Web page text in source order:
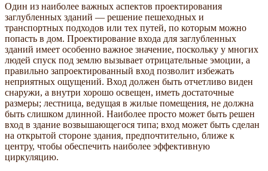
Один из наиболее важных аспектов проектирования
заглубленных зданий — решение пешеходных и
транспортных подходов или тех путей, по которым можно
попасть в дом. Проектирование входа для заглубленных
зданий имеет особенно важное значение, поскольку у многих
людей спуск под землю вызывает отрицательные эмоции, а
правильно запроектированный вход позволит избежать
неприятных ощущений. Вход должен быть отчетливо виден
снаружи, а внутри хорошо освещен, иметь достаточные
размеры; лестница, ведущая в жилые помещения, не должна
быть слишком длинной. Наиболее просто может быть решен
вход в здание возвышающегося типа; вход может быть сделан
на открытой стороне здания, предпочтительно, ближе к
центру, чтобы обеспечить наиболее эффективную
циркуляцию.